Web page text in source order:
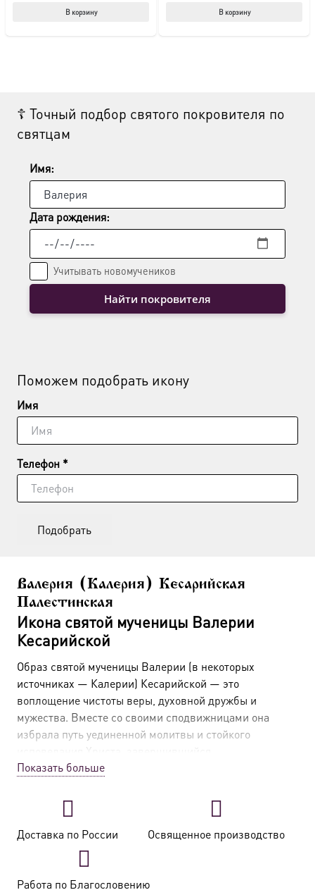
В корзину В корзину
☦ Точный подбор святого покровителя по
святцам
Имя:
Дата рождения:
Учитывать новомучеников
Найти покровителя
Поможем подобрать икону
Имя
Телефон *
Подобрать
Валерия (Калерия) Кесарийская
Палестинская
Икона святой мученицы Валерии
Кесарийской
Образ святой мученицы Валерии (в некоторых
источниках — Калерии) Кесарийской — это
воплощение чистоты веры, духовной дружбы и
мужества. Вместе со своими сподвижницами она
избрала путь уединенной молитвы и стойкого
исповедания Христа, завершившийся
мученическим венцом. Ее икона напоминает о силе,
Краткое житие святой Валерии
Святая Валерия жила в городе Кесарии
Показать больше
Доставка по России Освященное производство
Работа по Благословению